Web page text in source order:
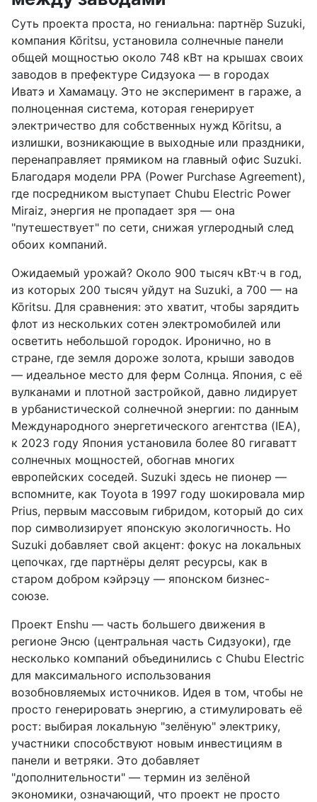
Суть проекта проста, но гениальна: партнёр Suzuki,
компания Kōritsu, установила солнечные панели
общей мощностью около 748 кВт на крышах своих
заводов в префектуре Сидзуока — в городах
Иватэ и Хамамацу. Это не эксперимент в гараже, а
полноценная система, которая генерирует
электричество для собственных нужд Kōritsu, а
излишки, возникающие в выходные или праздники,
перенаправляет прямиком на главный офис Suzuki.
Благодаря модели PPA (Power Purchase Agreement),
где посредником выступает Chubu Electric Power
Miraiz, энергия не пропадает зря — она
"путешествует" по сети, снижая углеродный след
обоих компаний.
Ожидаемый урожай? Около 900 тысяч кВт·ч в год,
из которых 200 тысяч уйдут на Suzuki, а 700 — на
Kōritsu. Для сравнения: это хватит, чтобы зарядить
флот из нескольких сотен электромобилей или
осветить небольшой городок. Иронично, но в
стране, где земля дороже золота, крыши заводов
— идеальное место для ферм Солнца. Япония, с её
вулканами и плотной застройкой, давно лидирует
в урбанистической солнечной энергии: по данным
Международного энергетического агентства (IEA),
к 2023 году Япония установила более 80 гигаватт
солнечных мощностей, обогнав многих
европейских соседей. Suzuki здесь не пионер —
вспомните, как Toyota в 1997 году шокировала мир
Prius, первым массовым гибридом, который до сих
пор символизирует японскую экологичность. Но
Suzuki добавляет свой акцент: фокус на локальных
цепочках, где партнёры делят ресурсы, как в
старом добром кэйрэцу — японском бизнес-
союзе.
Проект Enshu — часть большего движения в
регионе Энсю (центральная часть Сидзуоки), где
несколько компаний объединились с Chubu Electric
для максимального использования
возобновляемых источников. Идея в том, чтобы не
просто генерировать энергию, а стимулировать её
рост: выбирая локальную "зелёную" электрику,
участники способствуют новым инвестициям в
панели и ветряки. Это добавляет
"дополнительности" — термин из зелёной
экономики, означающий, что проект не просто